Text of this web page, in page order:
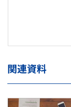
関連資料